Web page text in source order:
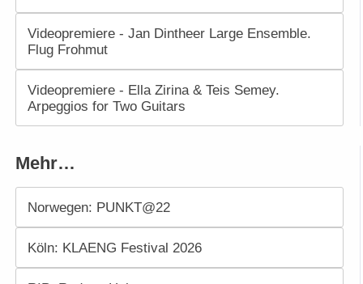
Videopremiere - Jan Dintheer Large Ensemble.
Flug Frohmut
Videopremiere - Ella Zirina & Teis Semey.
Arpeggios for Two Guitars
Mehr…
Norwegen: PUNKT@22
Köln: KLAENG Festival 2026